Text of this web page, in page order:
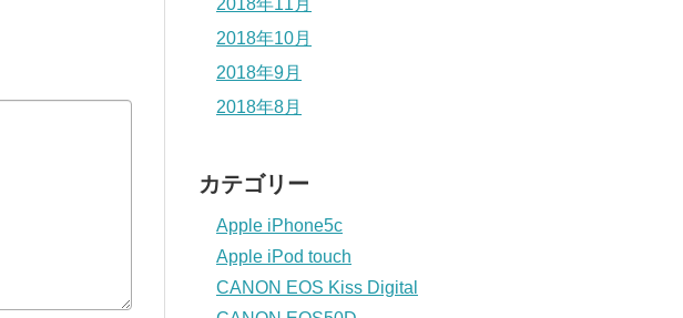
2018年11月
2018年10月
2018年9月
2018年8月
カテゴリー
Apple iPhone5c
Apple iPod touch
CANON EOS Kiss Digital